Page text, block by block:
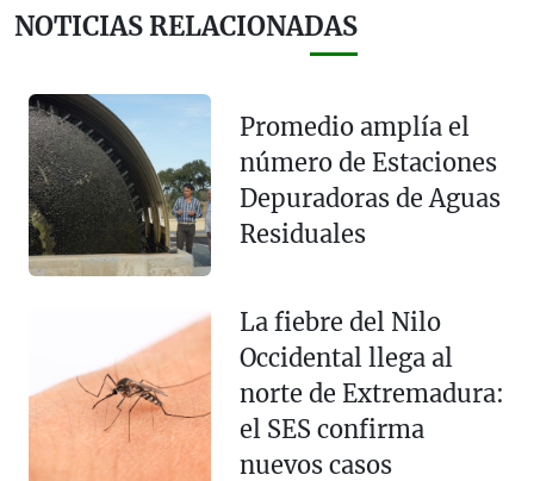
NOTICIAS RELACIONADAS
Promedio amplía el
número de Estaciones
Depuradoras de Aguas
Residuales
La fiebre del Nilo
Occidental llega al
norte de Extremadura:
el SES confirma
nuevos casos